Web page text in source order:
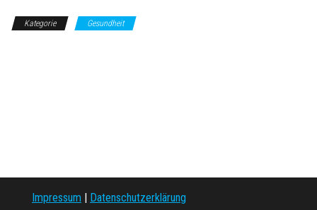
Kategorie Gesundheit
Impressum | Datenschutzerklärung